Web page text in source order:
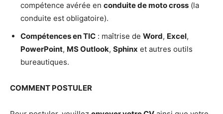
compétence avérée en conduite de moto cross (la
conduite est obligatoire).
Compétences en TIC : maîtrise de Word, Excel,
PowerPoint, MS Outlook, Sphinx et autres outils
bureautiques.
COMMENT POSTULER